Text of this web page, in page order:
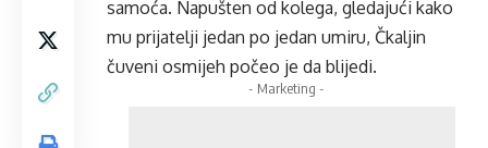
samoća. Napušten od kolega, gledajući kako
mu prijatelji jedan po jedan umiru, Čkaljin
čuveni osmijeh počeo je da blijedi.
- Marketing -